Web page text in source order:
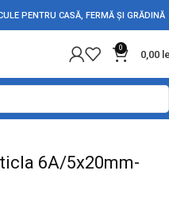
PENTRU CASĂ, FERMĂ ȘI GRĂDINĂ
0
0,00
6A/5x20mm-